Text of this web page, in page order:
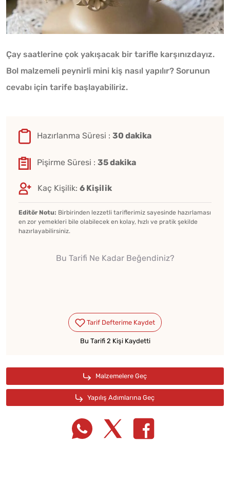
Çay saatlerine çok yakışacak bir tarifle karşınızdayız.
Bol malzemeli peynirli mini kiş nasıl yapılır? Sorunun
cevabı için tarife başlayabiliriz.
Hazırlanma Süresi : 30 dakika
Pişirme Süresi : 35 dakika
Kaç Kişilik: 6 Kişilik
Editör Notu: Birbirinden lezzetli tariflerimiz sayesinde hazırlaması
en zor yemekleri bile olabilecek en kolay, hızlı ve pratik şekilde
hazırlayabilirsiniz.
Bu Tarifi Ne Kadar Beğendiniz?
Bu Tarifi 2 Kişi Kaydetti